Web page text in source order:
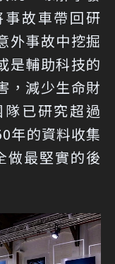
故車帶回研
外事故中挖掘
是輔助科技的
，減少生命財
已研究超過
年的資料收集
做最堅實的後